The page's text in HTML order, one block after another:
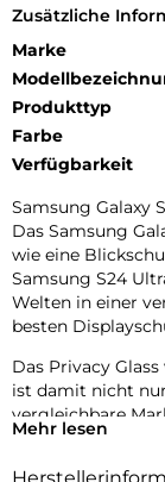
Zusätzliche
Marke
Produkttyp
Farbe
Verfügbarkeit
Samsung Galaxy
Das Samsung
wie eine
Samsung S24
Welten in einer
besten
Das Privacy
ist damit nicht
vergleichbare
Saphirglas, das
Mehr lesen